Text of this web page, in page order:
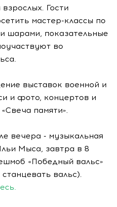
Гости
мастер-классы по
шарами, показательные
во
выставок военной и
и фото, концертов и
памяти».
вечера - музыкальная
Мыса, завтра в 8
«Победный вальс»
вальс).